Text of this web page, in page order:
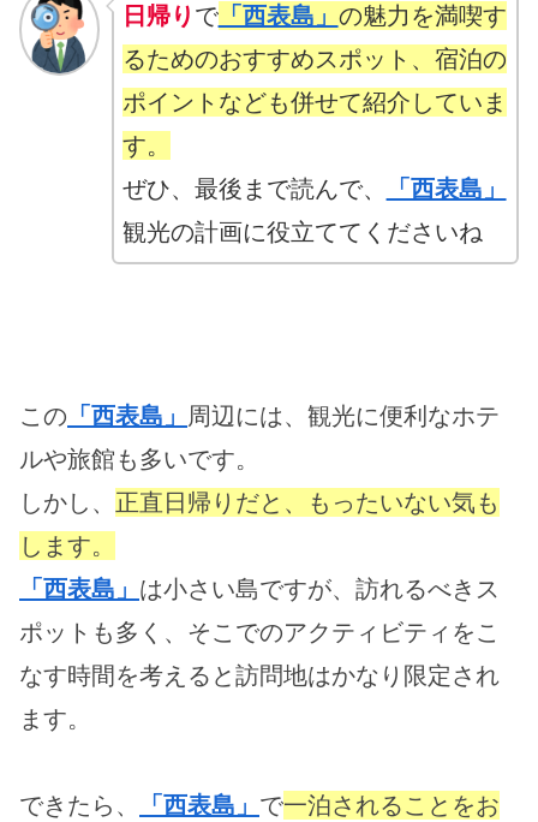
日帰り で「西表島」 の魅力を満喫す
るためのおすすめスポット、宿泊の
ポイントなども併せて紹介していま
す。
ぜひ、最後まで読んで、
「西表島」
観光の計画に役立ててくださいね
この 「西表島」 周辺には、観光に便利なホテ
ルや旅館も多いです。
しかし、 正直日帰りだと、もったいない気も
します。
「西表島」 は小さい島ですが、訪れるべきス
ポットも多く、そこでのアクティビティをこ
なす時間を考えると訪問地はかなり限定され
ます。
できたら、 「西表島」 で一泊されることをお